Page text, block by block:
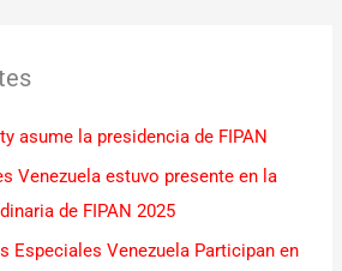
asume la presidencia de FIPAN
Venezuela estuvo presente en la
de FIPAN 2025
Especiales Venezuela Participan en